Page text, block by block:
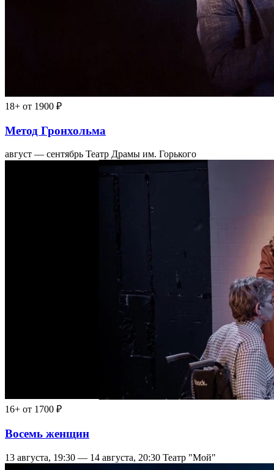
18+ от 1900 ₽
Метод Гронхольма
август — сентябрь Театр Драмы им. Горького
16+ от 1700 ₽
Восемь женщин
13 августа, 19:30 — 14 августа, 20:30 Театр "Мой"